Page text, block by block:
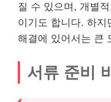
질 수 있으며, 개별
이기도 합니다. 하지
해결에 있어서는 큰
서류 준비